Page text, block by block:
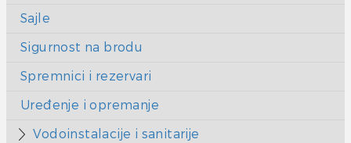
Sajle
Sigurnost na brodu
Spremnici i rezervari
Uređenje i opremanje
Vodoinstalacije i sanitarije